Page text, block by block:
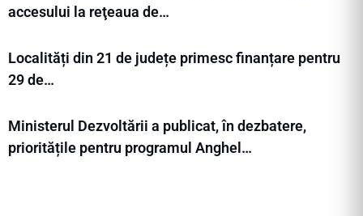
accesului la reţeaua de…
Localități din 21 de județe primesc finanțare pentru
29 de…
Ministerul Dezvoltării a publicat, în dezbatere,
prioritățile pentru programul Anghel…